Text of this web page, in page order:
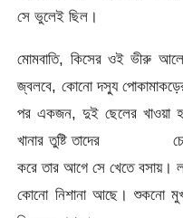
সে ভুলেই ছিল।
মোমবাতি, কিসের ওই ভীরু আলো,
জ্বলবে, কোনো দস্যু
পর একজন, দুই ছেলের খাওয়া
খানার তুষ্টি তাদের চোখে-
করে তার আগে সে খেতে বসায়।
কোনো নিশানা আছে। শুকনো মুখ